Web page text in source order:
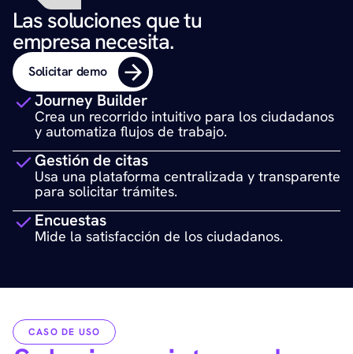
Las soluciones que tu
empresa necesita.
Solicitar demo
Journey Builder
Crea un recorrido intuitivo para los ciudadanos
y automatiza flujos de trabajo.
Gestión de citas
Usa una plataforma centralizada y transparente
para solicitar trámites.
Encuestas
Mide la satisfacción de los ciudadanos.
CASO DE USO